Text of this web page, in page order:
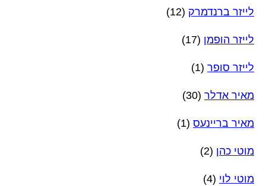
לייזר ברנדמרק (12)
לייזר הופמן (17)
לייזר סופר (1)
מאיר אדלר (30)
מאיר בריינעס (1)
מוטי כהן (2)
מוטי לוי (4)